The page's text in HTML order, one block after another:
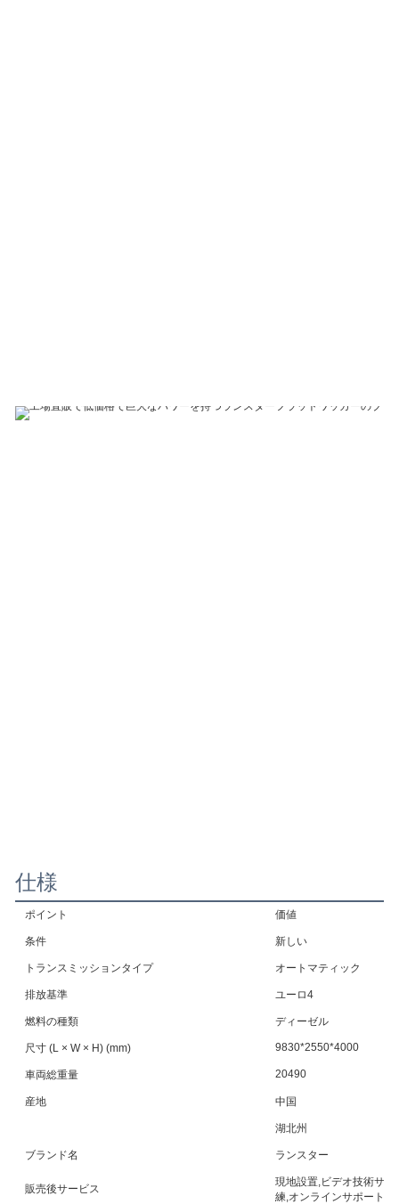
仕様
ポイント 価値
条件 新しい
トランスミッションタイプ オートマティック
排放基準 ユーロ4
燃料の種類 ディーゼル
尺寸 (L × W × H) (mm) 9830*2550*4000
車両総重量 20490
産地 中国
湖北州
ブランド名 ランスター
販売後サービス
現地設置,ビデオ技術サ
練,オンラインサポート,